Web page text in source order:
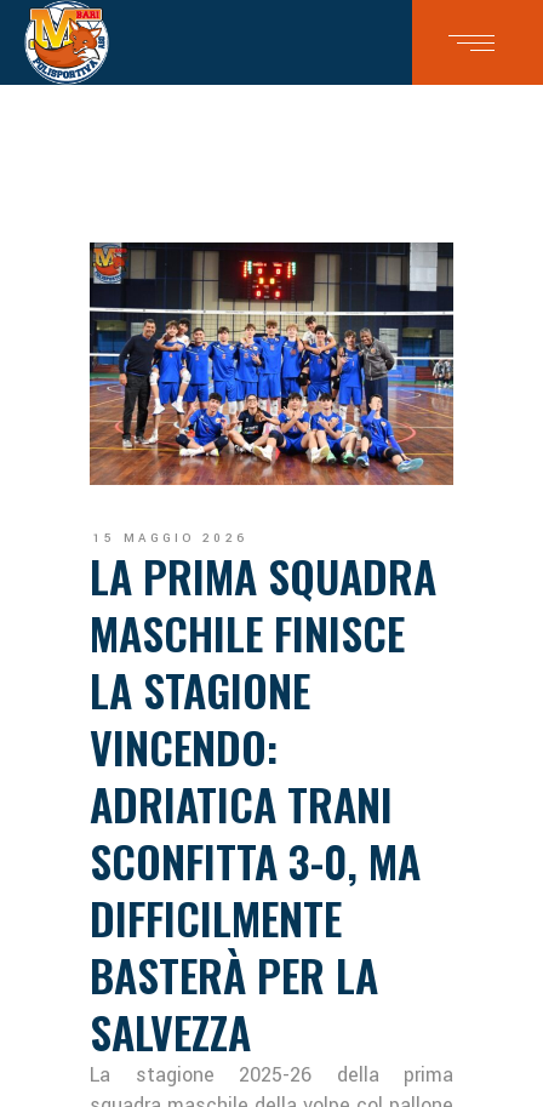
15 MAGGIO 2026
LA PRIMA SQUADRA
MASCHILE FINISCE
LA STAGIONE
VINCENDO:
ADRIATICA TRANI
SCONFITTA 3-0, MA
DIFFICILMENTE
BASTERÀ PER LA
SALVEZZA
La stagione 2025-26 della prima